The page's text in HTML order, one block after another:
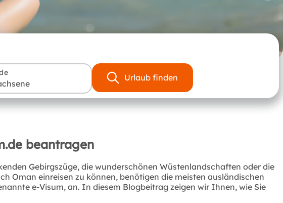
Urlaub finden
beantragen
Gebirgszüge, die wunderschönen Wüstenlandschaften oder die
Oman einreisen zu können, benötigen die meisten ausländischen
e-Visum, an. In diesem Blogbeitrag zeigen wir Ihnen, wie Sie